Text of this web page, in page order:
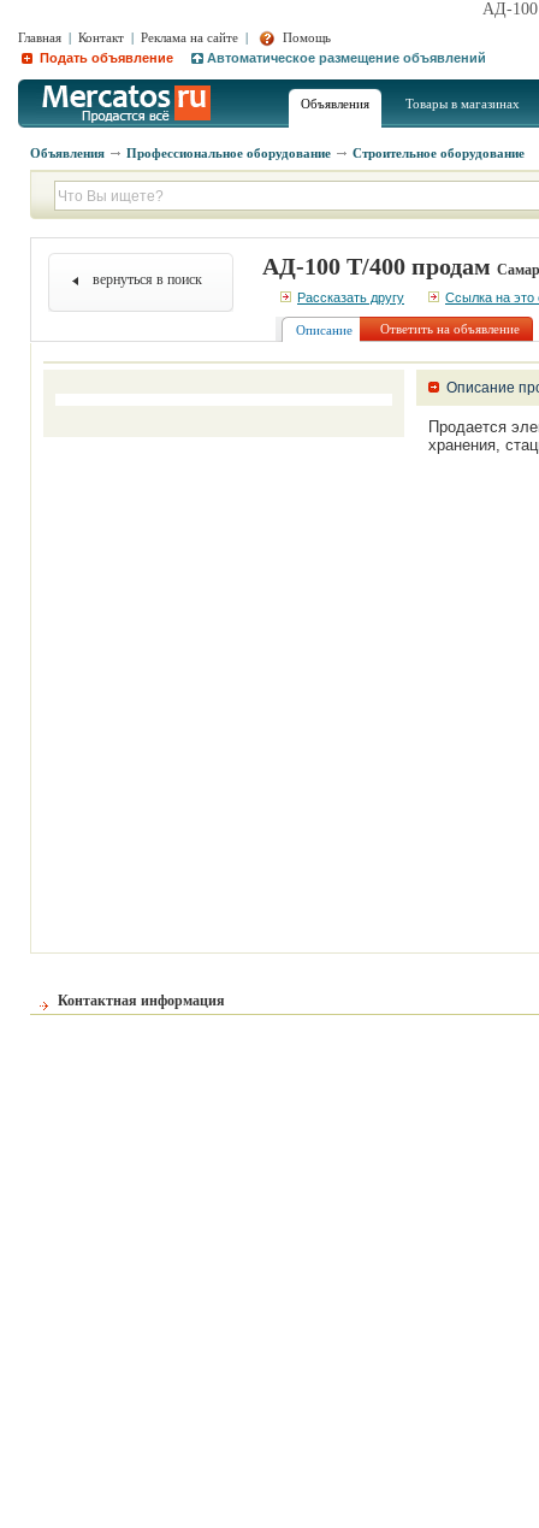
АД-100
Главная | Контакт | Реклама на сайте |
Помощь
Подать объявление
Автоматическое размещение объявлений
Объявления Товары в магазинах
Объявления Профессиональное оборудование Строительное оборудование
вернуться в поиск АД-100 Т/400 продам
Рассказать другу Ссылка на это
Описание Ответить на объявление
Описание
Продается
хранения,
Контактная информация